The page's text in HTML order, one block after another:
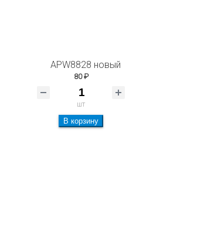
APW8828 новый
80 ₽
шт
В корзину